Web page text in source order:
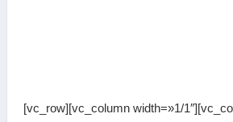
[vc_row][vc_column width=»1/